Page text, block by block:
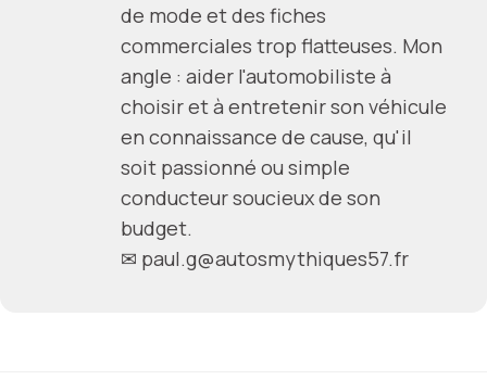
de mode et des fiches
commerciales trop flatteuses. Mon
angle : aider l'automobiliste à
choisir et à entretenir son véhicule
en connaissance de cause, qu'il
soit passionné ou simple
conducteur soucieux de son
budget.
✉ paul.g@autosmythiques57.fr